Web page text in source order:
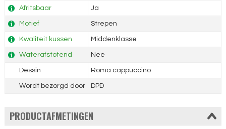
Afritsbaar Ja
Motief Strepen
Kwaliteit kussen Middenklasse
Waterafstotend Nee
Dessin Roma cappuccino
Wordt bezorgd door DPD
PRODUCTAFMETINGEN